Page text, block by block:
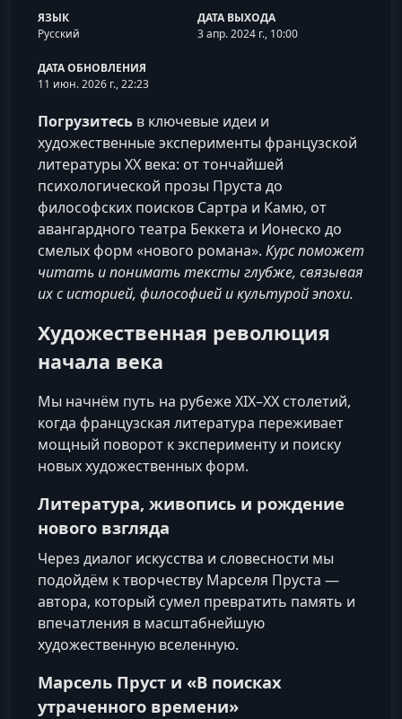
ЯЗЫК
Русский
ДАТА ВЫХОДА
3 апр. 2024 г., 10:00
ДАТА ОБНОВЛЕНИЯ
11 июн. 2026 г., 22:23
Погрузитесь в ключевые идеи и
художественные эксперименты французской
литературы XX века: от тончайшей
психологической прозы Пруста до
философских поисков Сартра и Камю, от
авангардного театра Беккета и Ионеско до
смелых форм «нового романа». Курс поможет
читать и понимать тексты глубже, связывая
их с историей, философией и культурой эпохи.
Художественная революция
начала века
Мы начнём путь на рубеже XIX–XX столетий,
когда французская литература переживает
мощный поворот к эксперименту и поиску
новых художественных форм.
Литература, живопись и рождение
нового взгляда
Через диалог искусства и словесности мы
подойдём к творчеству Марселя Пруста —
автора, который сумел превратить память и
впечатления в масштабнейшую
художественную вселенную.
Марсель Пруст и «В поисках
утраченного времени»